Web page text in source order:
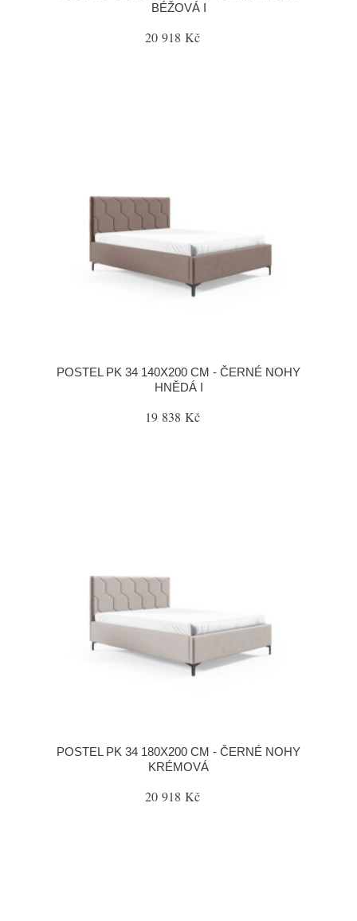
BÉŽOVÁ I
20 918 Kč
POSTEL PK 34 140X200 CM - ČERNÉ NOHY
HNĚDÁ I
19 838 Kč
POSTEL PK 34 180X200 CM - ČERNÉ NOHY
KRÉMOVÁ
20 918 Kč